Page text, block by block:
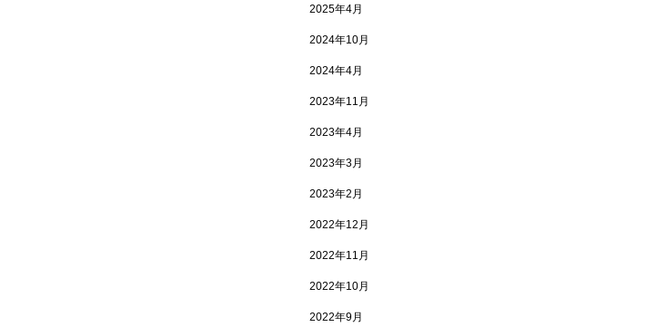
2025年4月
2024年10月
2024年4月
2023年11月
2023年4月
2023年3月
2023年2月
2022年12月
2022年11月
2022年10月
2022年9月